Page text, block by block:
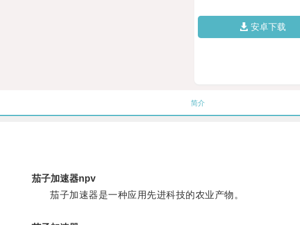
安卓下载
简介
茄子加速器npv
茄子加速器是一种应用先进科技的农业产物。